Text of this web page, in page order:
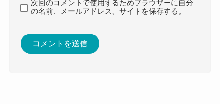
次回のコメントで使用するためブラウザーに自分
の名前、メールアドレス、サイトを保存する。